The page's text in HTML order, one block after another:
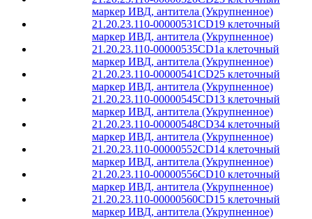
маркер ИВД, антитела (Укрупненное)
21.20.23.110-00000531CD19 клеточный
маркер ИВД, антитела (Укрупненное)
21.20.23.110-00000535CD1a клеточный
маркер ИВД, антитела (Укрупненное)
21.20.23.110-00000541CD25 клеточный
маркер ИВД, антитела (Укрупненное)
21.20.23.110-00000545CD13 клеточный
маркер ИВД, антитела (Укрупненное)
21.20.23.110-00000548CD34 клеточный
маркер ИВД, антитела (Укрупненное)
21.20.23.110-00000552CD14 клеточный
маркер ИВД, антитела (Укрупненное)
21.20.23.110-00000556CD10 клеточный
маркер ИВД, антитела (Укрупненное)
21.20.23.110-00000560CD15 клеточный
маркер ИВД, антитела (Укрупненное)